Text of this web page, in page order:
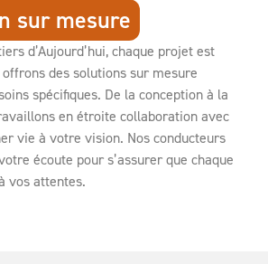
sur mesure
d’Aujourd’hui, chaque projet est
des solutions sur mesure
spécifiques. De la conception à la
en étroite collaboration avec
vie à votre vision. Nos conducteurs
écoute pour s’assurer que chaque
vos attentes.